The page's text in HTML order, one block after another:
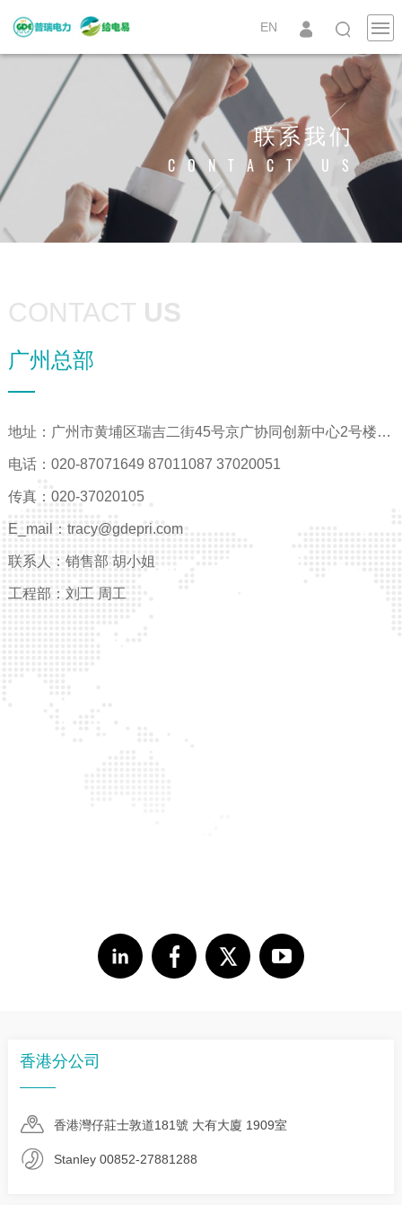
EN
联系我们
CONTACT US
CONTACT US
广州总部
地址：广州市黄埔区瑞吉二街45号京广协同创新中心2号楼13楼全层
电话：020-87071649 87011087 37020051
传真：020-37020105
E_mail：tracy@gdepri.com
联系人：销售部 胡小姐
工程部：刘工 周工
香港分公司
香港灣仔莊士敦道181號 大有大廈 1909室
Stanley 00852-27881288